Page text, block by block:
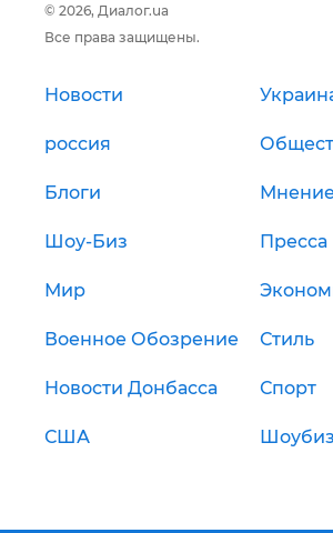
© 2026, Диалог.ua
Все права защищены.
Новости
россия
Блоги
Шоу-Биз Пресса
Мир
Военное Обозрение Стиль
Новости Донбасса Спорт
США Шоубиз